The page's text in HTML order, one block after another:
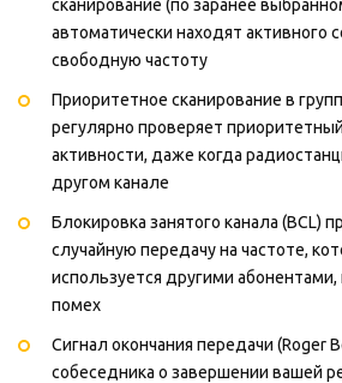
сканирование (по заранее
автоматически находят активного
свободную частоту
Приоритетное сканирование в
регулярно проверяет
активности, даже когда
другом канале
Блокировка занятого канала (BCL)
случайную передачу на частоте,
используется другими абонентами,
помех
Сигнал окончания передачи (Roger
собеседника о завершении вашей